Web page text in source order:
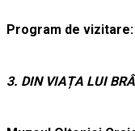
Program de vizitare:
3. DIN VIAȚA LUI